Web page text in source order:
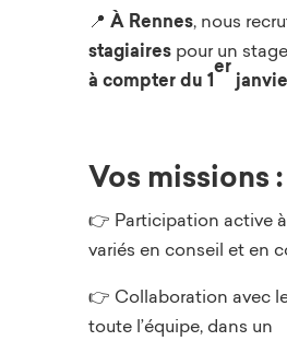
📍 À Rennes, nous
stagiaires pour un
à compter du 1
er
Vos missions :
👉 Participation active
variés en conseil et en
👉 Collaboration avec
toute l’équipe, dans un